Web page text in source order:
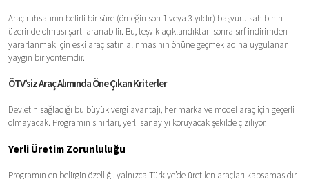
Araç ruhsatının belirli bir süre (örneğin son 1 veya 3 yıldır) başvuru sahibinin
üzerinde olması şartı aranabilir. Bu, teşvik açıklandıktan sonra sırf indirimden
yararlanmak için eski araç satın alınmasının önüne geçmek adına uygulanan
yaygın bir yöntemdir.
ÖTV’siz Araç Alımında Öne Çıkan Kriterler
Devletin sağladığı bu büyük vergi avantajı, her marka ve model araç için geçerli
olmayacak. Programın sınırları, yerli sanayiyi koruyacak şekilde çiziliyor.
Yerli Üretim Zorunluluğu
Programın en belirgin özelliği, yalnızca Türkiye’de üretilen araçları kapsamasıdır.